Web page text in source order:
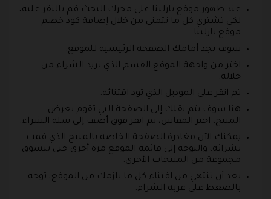
عند ظهور موقع بارلينا على محرك البحث قم بالنقر عليه،
لكي تشتري كل ما تتمنى من خلال إضافة كود خصم
موقع بارلينا.
سوف تجد أمامك الصفحة الرئيسية للموقع.
اختر من واجهة الموقع القسم الذي تريد الشراء من
خلاله.
ثم انقر على الموديل الذي تود اقتنائه.
هنا سوف يتم نقلك إلى الصفحة التي تقوم بعرض
المنتج، اختر المقاس، ثم انقر فوق أضف إلى سلة الشراء.
يمكنك الآن مغادرة الصفحة الخاصة بالمنتج الذي قمت
بشرائه، والتوجه إلى قائمة الموقع مرة أخرى حتى تتسوق
مجموعة من المنتجات الأخرى.
بعد أن تنتهي من اقتناء كل ما يلزمك من الموقع، توجه
بالضغط على عربة الشراء.